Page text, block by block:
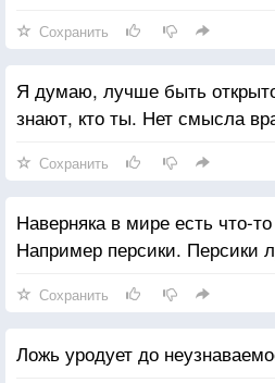
Сохранить
Я думаю, лучше быть
знают, кто ты. Нет смысла
Сохранить
Наверняка в мире есть что-
Например персики. Персики
Сохранить
Ложь уродует до